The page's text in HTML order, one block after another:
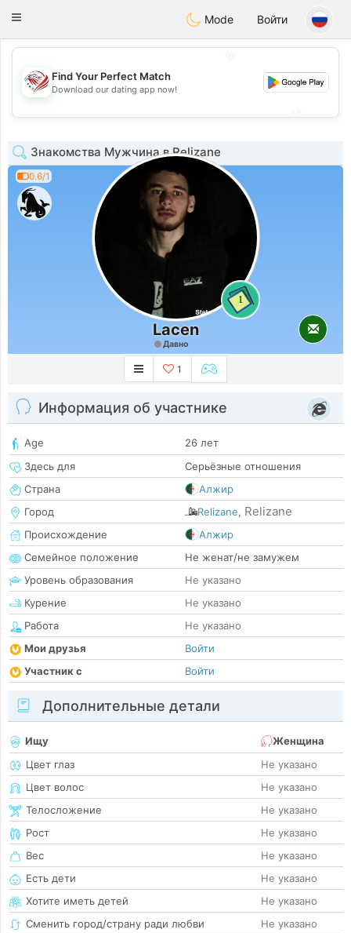
Dating
Toggle
Mode Войти
💕
Find Your Perfect Match
Download our dating app now!
Знакомства Мужчина в Relizane
0.6/1
1
Lacen
Давно
1
Информация об участнике
Age
26 лет
Здесь для
Серьёзные отношения
Страна
Алжир
Город
Relizane, Relizane
Происхождение
Алжир
Семейное положение
Не женат/не замужем
Уровень образования
Не указано
Курение
Не указано
Работа
Не указано
Мои друзья
Войти
Участник с
Войти
Дополнительные детали
Ищу
Женщина
Цвет глаз
Не указано
Цвет волос
Не указано
Телосложение
Не указано
Рост
Не указано
Вес
Не указано
Есть дети
Не указано
Хотите иметь детей
Не указано
Сменить город/страну ради любви
Не указано